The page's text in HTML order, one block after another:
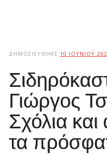
ΔΗΜΟΣΙΕΎΘΗΚΕ 10 ΙΟΥΝΊΟΥ
Γιώργος
Σχόλια και
τα